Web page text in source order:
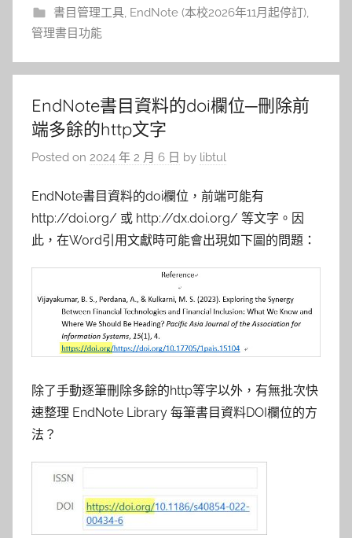
書目管理工具, EndNote (本校2026年11月起停訂),
管理書目功能
EndNote書目資料的doi欄位─刪除前
端多餘的http文字
Posted on 2024 年 2 月 6 日 by libtul
EndNote書目資料的doi欄位，前端可能有
http://doi.org/ 或 http://dx.doi.org/ 等文字。因
此，在Word引用文獻時可能會出現如下圖的問題：
除了手動逐筆刪除多餘的http等字以外，有無批次快
速整理 EndNote Library 每筆書目資料DOI欄位的方
法？